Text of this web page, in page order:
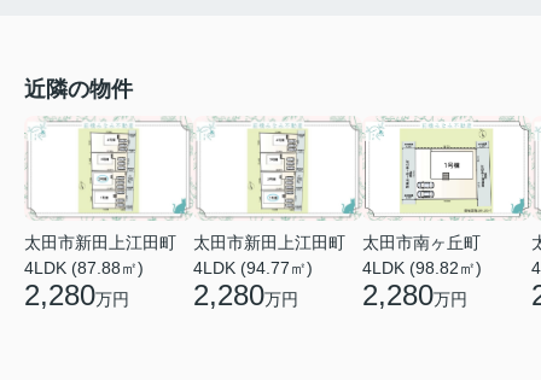
近隣の物件
太田市新田上江田町
4LDK (87.88㎡)
2,280万円
太田市新田上江田町
4LDK (94.77㎡)
2,280万円
太田市南ヶ丘町
4LDK (98.82㎡)
2,280万円